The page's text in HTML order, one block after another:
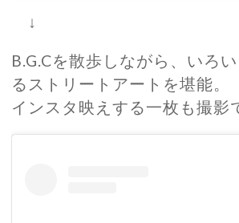
↓
B.G.Cを散歩しながら、いろ
るストリートアートを堪能。
インスタ映えする一枚も撮影